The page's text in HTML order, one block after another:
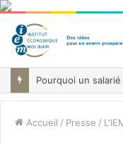
Accueil / Presse /